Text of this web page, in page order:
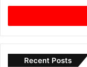
Recent Posts